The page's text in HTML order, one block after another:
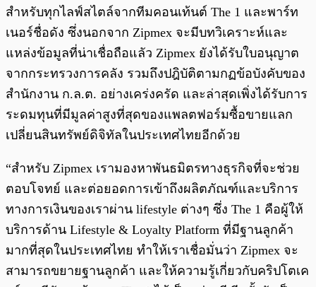
สำหรับทุกไลฟ์สไตล์จากทีมคอนเท้นต์ The 1 และพาร์ท
เนอร์ชื่อดัง ซึ่งนอกจาก Zipmex จะมีบทวิเคราะห์และ
แหล่งข้อมูลที่น่าเชื่อถือแลัว Zipmex ยังได้รับใบอนุญาต
จากกระทรวงการคลัง รวมถึงปฎิบัติตามกฏข้อบังคับของ
สำนักงาน ก.ล.ต. อย่างเคร่งครัด และล่าสุดเพิ่งได้รับการ
ระดมทุนที่มีมูลค่าสูงที่สุดของแพลตฟอร์มซื้อขายแลก
เปลี่ยนสินทรัพย์ดิจิทัลในประเทศไทยอีกด้วย
“สำหรับ Zipmex เรามองหาพันธมิตรทางธุรกิจที่จะช่วย
ตอบโจทย์ และต่อยอดการเข้าถึงผลิตภัณฑ์และบริการ
ทางการเงินของเราผ่าน lifestyle ต่างๆ ซึ่ง The 1 คือผู้ให้
บริการด้าน Lifestyle & Loyalty Platform ที่มีฐานลูกค้า
มากที่สุดในประเทศไทย ทำให้เราเชื่อมั่นว่า Zipmex จะ
สามารถขยายฐานลูกค้า และให้ความรู้เกี่ยวกับคริปโตเค